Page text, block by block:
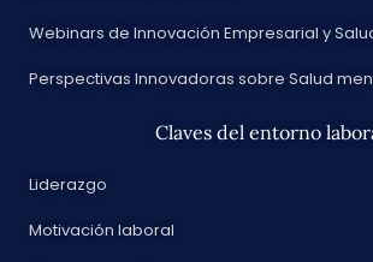
Webinars de Innovación Empresarial y
Perspectivas Innovadoras sobre Salud
Claves del entorno
Liderazgo
Motivación laboral